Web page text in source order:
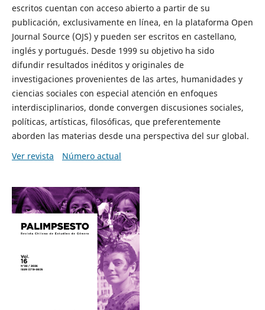
escritos cuentan con acceso abierto a partir de su
publicación, exclusivamente en línea, en la plataforma Open
Journal Source (OJS) y pueden ser escritos en castellano,
inglés y portugués. Desde 1999 su objetivo ha sido
difundir resultados inéditos y originales de
investigaciones provenientes de las artes, humanidades y
ciencias sociales con especial atención en enfoques
interdisciplinarios, donde convergen discusiones sociales,
políticas, artísticas, filosóficas, que preferentemente
aborden las materias desde una perspectiva del sur global.
Ver revista
Número actual